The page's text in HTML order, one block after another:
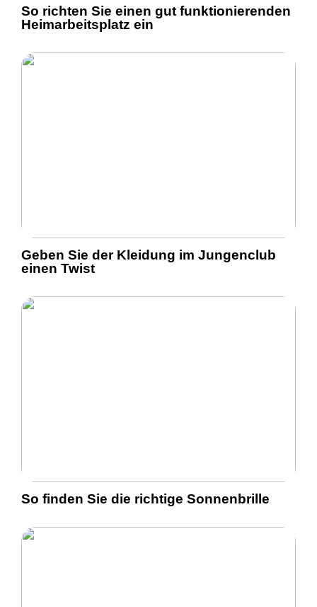
So richten Sie einen gut funktionierenden
Heimarbeitsplatz ein
Geben Sie der Kleidung im Jungenclub
einen Twist
So finden Sie die richtige Sonnenbrille